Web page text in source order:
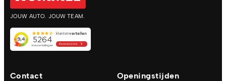
JOUW AUTO. JOUW TEAM.
Contact Openingstijden